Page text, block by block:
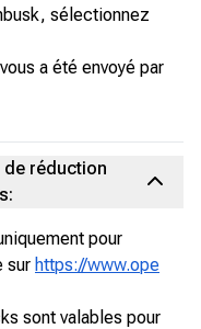
sélectionnez
a été envoyé par
réduction
pour
sur https://www.ope
sont valables pour